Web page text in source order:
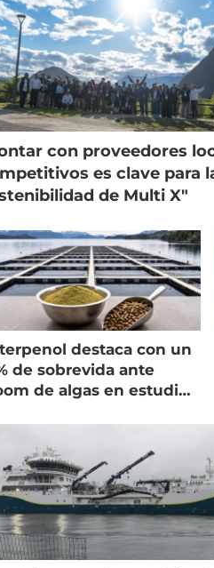
con proveedores
es clave para
de Multi X"
destaca con un
de sobrevida ante
de algas en estudio